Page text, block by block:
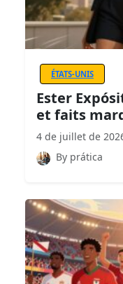
ÉTATS-UNIS
Ester
et faits
4 de juillet de
By prática